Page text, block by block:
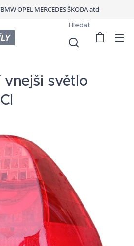
OPEL MERCEDES ŠKODA atd.
Hledat
vnejši světlo